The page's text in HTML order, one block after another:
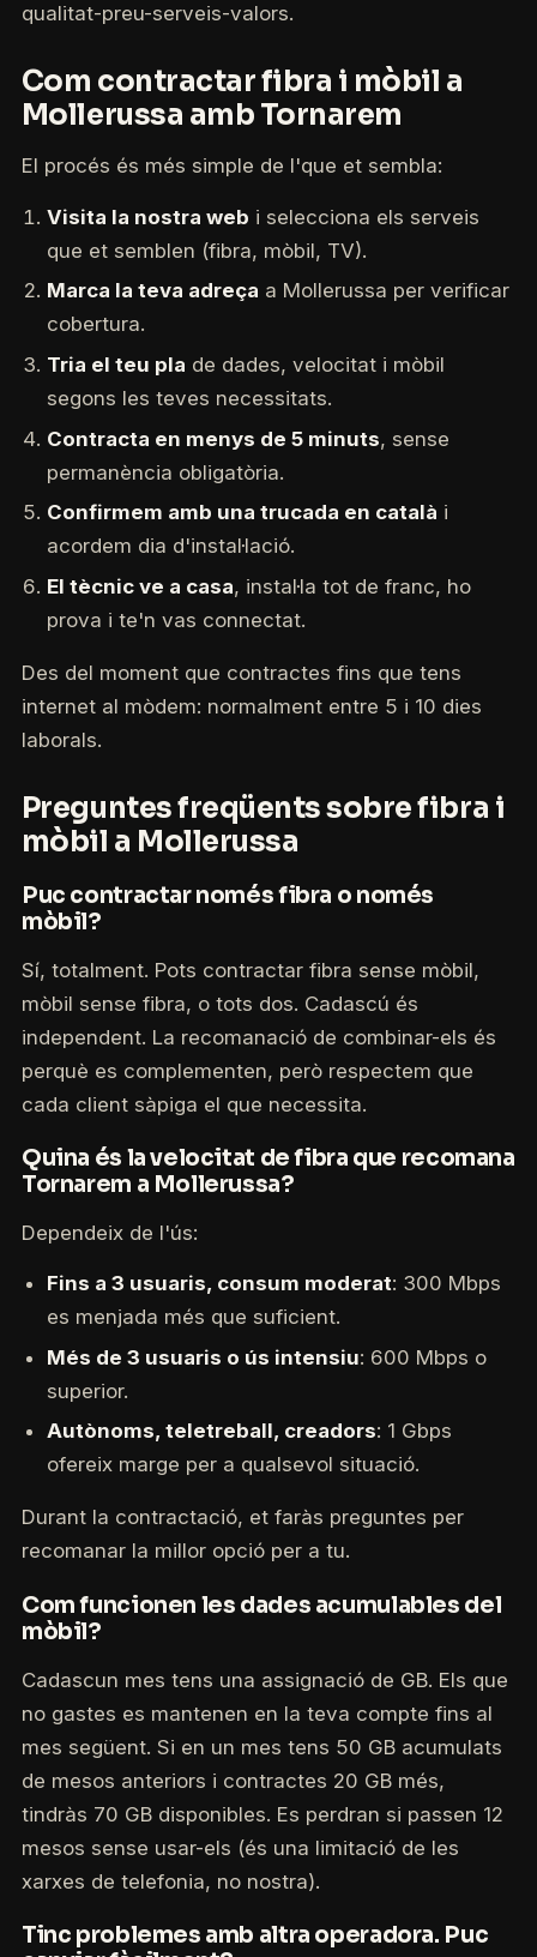
qualitat-preu-serveis-valors.
Com contractar fibra i mòbil a
Mollerussa amb Tornarem
El procés és més simple de l'que et sembla:
Visita la nostra web i selecciona els serveis
que et semblen (fibra, mòbil, TV).
Marca la teva adreça a Mollerussa per verificar
cobertura.
Tria el teu pla de dades, velocitat i mòbil
segons les teves necessitats.
Contracta en menys de 5 minuts, sense
permanència obligatòria.
Confirmem amb una trucada en català i
acordem dia d'instal·lació.
El tècnic ve a casa, instal·la tot de franc, ho
prova i te'n vas connectat.
Des del moment que contractes fins que tens
internet al mòdem: normalment entre 5 i 10 dies
laborals.
Preguntes freqüents sobre fibra i
mòbil a Mollerussa
Puc contractar només fibra o només
mòbil?
Sí, totalment. Pots contractar fibra sense mòbil,
mòbil sense fibra, o tots dos. Cadascú és
independent. La recomanació de combinar-els és
perquè es complementen, però respectem que
cada client sàpiga el que necessita.
Quina és la velocitat de fibra que recomana
Tornarem a Mollerussa?
Dependeix de l'ús:
Fins a 3 usuaris, consum moderat: 300 Mbps
es menjada més que suficient.
Més de 3 usuaris o ús intensiu: 600 Mbps o
superior.
Autònoms, teletreball, creadors: 1 Gbps
ofereix marge per a qualsevol situació.
Durant la contractació, et faràs preguntes per
recomanar la millor opció per a tu.
Com funcionen les dades acumulables del
mòbil?
Cadascun mes tens una assignació de GB. Els que
no gastes es mantenen en la teva compte fins al
mes següent. Si en un mes tens 50 GB acumulats
de mesos anteriors i contractes 20 GB més,
tindràs 70 GB disponibles. Es perdran si passen 12
mesos sense usar-els (és una limitació de les
xarxes de telefonia, no nostra).
Tinc problemes amb altra operadora. Puc